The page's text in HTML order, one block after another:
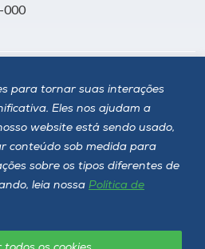
para tornar suas interações
Eles nos ajudam a
website está sendo usado,
conteúdo sob medida para
sobre os tipos diferentes de
leia nossa Política de
000